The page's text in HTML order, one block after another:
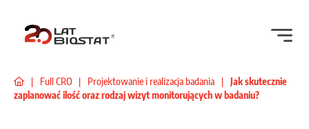
| Full CRO | Projektowanie i realizacja badania | Jak skutecznie
zaplanować ilość oraz rodzaj wizyt monitorujących w badaniu?